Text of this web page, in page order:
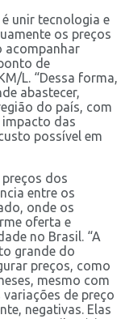
unir tecnologia e
os preços
acompanhar
de
L. “Dessa forma,
abastecer,
do país, com
impacto das
possível em
dos
entre os
onde os
oferta e
no Brasil. “A
grande do
preços, como
mesmo com
de preço
negativas. Elas